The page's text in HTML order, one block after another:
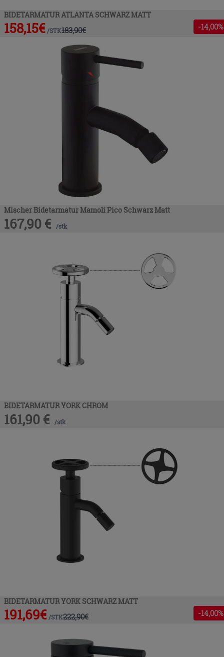
BIDETARMATUR ATLANTA SCHWARZ MATT
158,15€ /STK183,90€ -14,00%
Mischer Bidetarmatur Mamoli Pico Schwarz Matt
167,90 € /stk
BIDETARMATUR YORK CHROM
161,90 € /stk
BIDETARMATUR YORK SCHWARZ MATT
191,69€ /STK222,90€ -14,00%